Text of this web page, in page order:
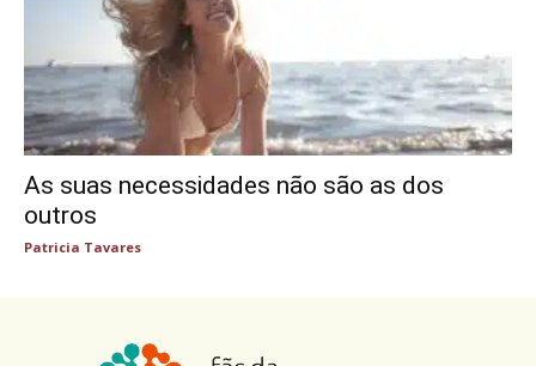
As suas necessidades não são as dos
outros
Patricia Tavares